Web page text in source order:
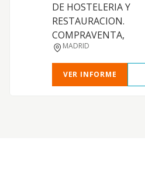
DE HOSTELERIA Y
RESTAURACION.
COMPRAVENTA,
MADRID
VER INFORME